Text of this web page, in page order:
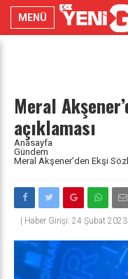
MENÜ
Meral
açıklaması
Anasayfa
Gündem
Meral Akşener’den Ekşi
Haber Girişi: 24 Şubat